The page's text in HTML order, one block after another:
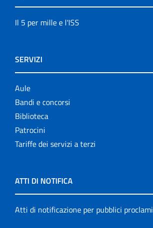
Il 5 per mille e l'ISS
SERVIZI
Aule
Bandi e concorsi
Biblioteca
Patrocini
Tariffe dei servizi a terzi
ATTI DI NOTIFICA
Atti di notificazione per pubblici proclami